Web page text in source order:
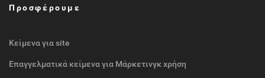
Προσφέρουμε
Κείμενα για site
Επαγγελματικά κείμενα για Μάρκετινγκ χρήση